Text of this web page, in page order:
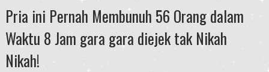
Pria ini Pernah Membunuh 56 Orang dalam
Waktu 8 Jam gara gara diejek tak Nikah
Nikah!